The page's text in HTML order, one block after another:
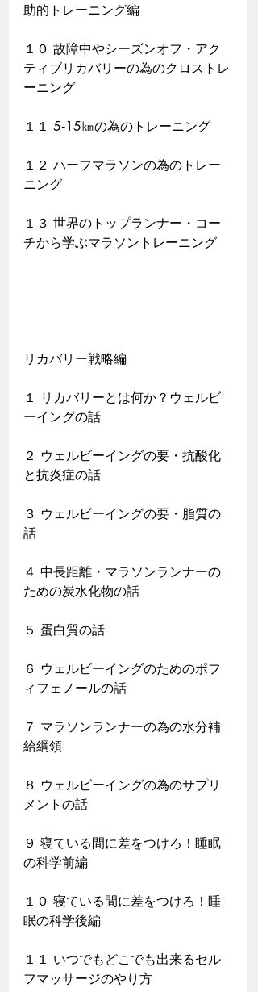
助的トレーニング編
１０ 故障中やシーズンオフ・アク
ティブリカバリーの為のクロストレ
ーニング
１１ 5‐15㎞の為のトレーニング
１２ ハーフマラソンの為のトレー
ニング
１３ 世界のトップランナー・コー
チから学ぶマラソントレーニング
リカバリー戦略編
１ リカバリーとは何か？ウェルビ
ーイングの話
２ ウェルビーイングの要・抗酸化
と抗炎症の話
３ ウェルビーイングの要・脂質の
話
４ 中長距離・マラソンランナーの
ための炭水化物の話
５ 蛋白質の話
６ ウェルビーイングのためのポフ
ィフェノールの話
７ マラソンランナーの為の水分補
給綱領
８ ウェルビーイングの為のサプリ
メントの話
９ 寝ている間に差をつけろ！睡眠
の科学前編
１０ 寝ている間に差をつけろ！睡
眠の科学後編
１１ いつでもどこでも出来るセル
フマッサージのやり方